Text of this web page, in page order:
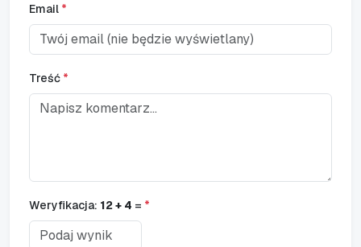
Email *
Treść *
Weryfikacja: 12 + 4 = *